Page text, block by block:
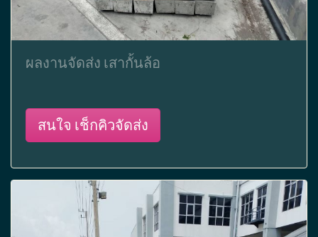
ผลงานจัดส่ง เสากั้นล้อ
สนใจ เช็กคิวจัดส่ง